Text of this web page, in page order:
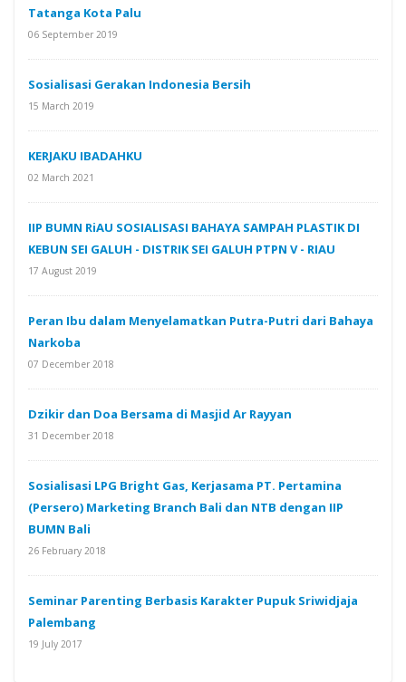
Tatanga Kota Palu
06 September 2019
Sosialisasi Gerakan Indonesia Bersih
15 March 2019
KERJAKU IBADAHKU
02 March 2021
IIP BUMN RiAU SOSIALISASI BAHAYA SAMPAH PLASTIK DI
KEBUN SEI GALUH - DISTRIK SEI GALUH PTPN V - RIAU
17 August 2019
Peran Ibu dalam Menyelamatkan Putra-Putri dari Bahaya
Narkoba
07 December 2018
Dzikir dan Doa Bersama di Masjid Ar Rayyan
31 December 2018
Sosialisasi LPG Bright Gas, Kerjasama PT. Pertamina
(Persero) Marketing Branch Bali dan NTB dengan IIP
BUMN Bali
26 February 2018
Seminar Parenting Berbasis Karakter Pupuk Sriwidjaja
Palembang
19 July 2017